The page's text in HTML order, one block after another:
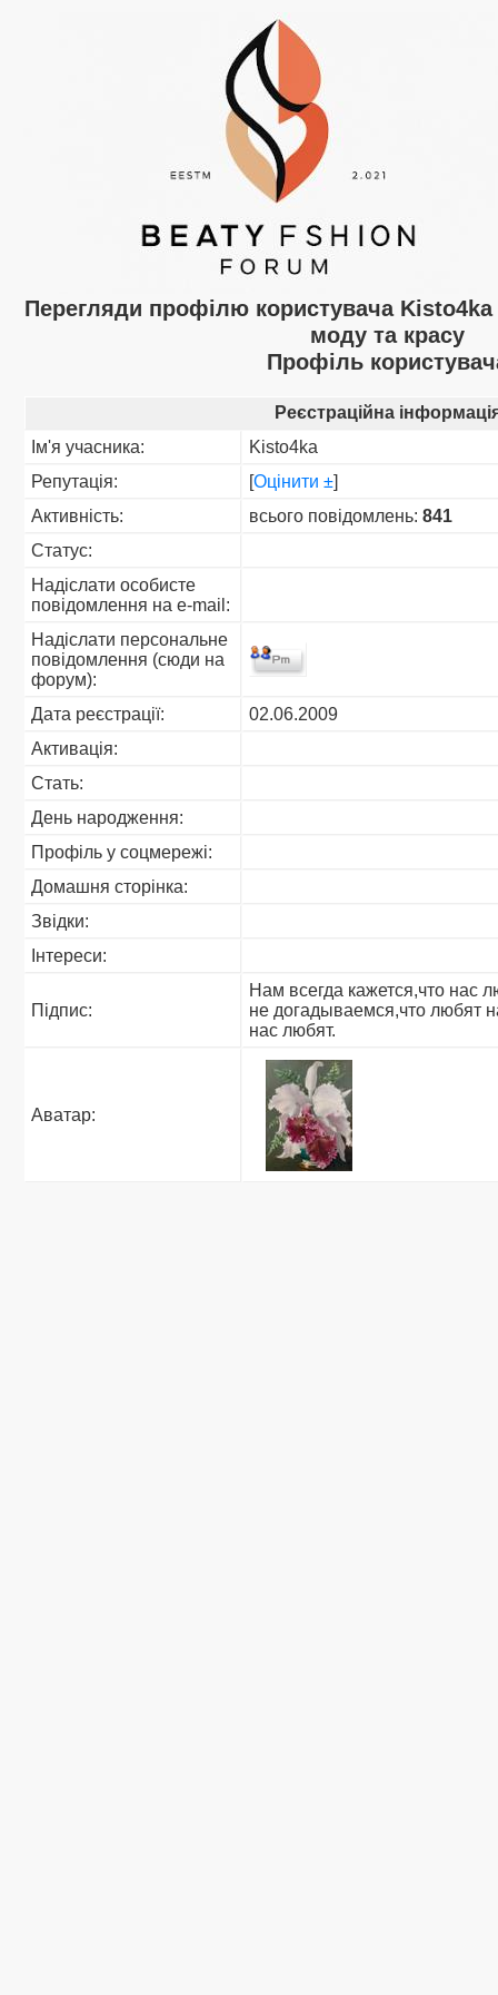
Перегляди профілю користувача
моду та красу
Профіль
Реєстраційна
Ім'я учасника:
Kisto4ka
Репутація:
[Оцінити ±]
Активність:
всього повідомлень:841
Статус:
Надіслати особисте
повідомлення на e-mail:
Надіслати персональне
повідомлення (сюди на
форум):
Дата реєстрації:
02.06.2009
Активація:
Стать:
День народження:
Профіль у соцмережі:
Домашня сторінка:
Звідки:
Інтереси:
Підпис:
Нам всегда кажется,что нас
не догадываемся,что любят
нас любят.
Аватар: